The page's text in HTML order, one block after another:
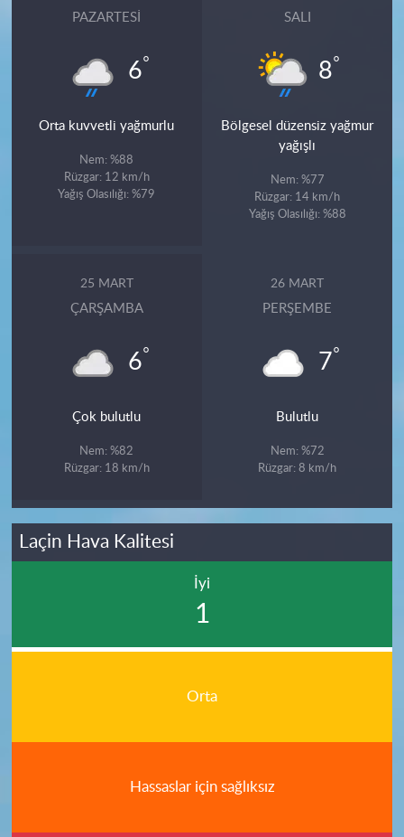
PAZARTESI
6°
Orta kuvvetli yağmurlu
Nem: %88
Rüzgar: 12 km/h
Yağış Olasılığı: %79
SALI
8°
Bölgesel düzensiz yağmur
yağışlı
Nem: %77
Rüzgar: 14 km/h
Yağış Olasılığı: %88
25 MART
ÇARŞAMBA
6°
Çok bulutlu
Nem: %82
Rüzgar: 18 km/h
26 MART
PERŞEMBE
7°
Bulutlu
Nem: %72
Rüzgar: 8 km/h
Laçin Hava Kalitesi
İyi
1
Orta
Hassaslar için sağlıksız